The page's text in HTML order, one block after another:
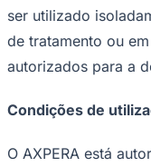
ser utilizado
de tratamento ou
autorizados para a
Condições de
O AXPERA está